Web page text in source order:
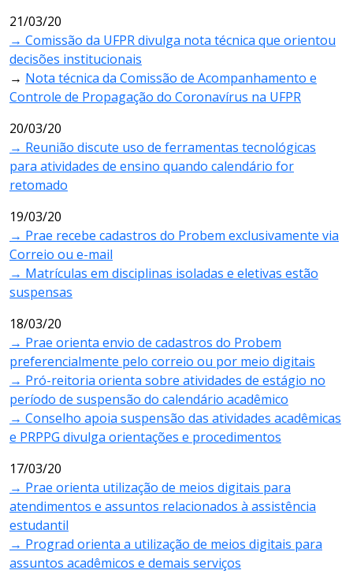
21/03/20
→ Comissão da UFPR divulga nota técnica que orientou
decisões institucionais
→ Nota técnica da Comissão de Acompanhamento e
Controle de Propagação do Coronavírus na UFPR
20/03/20
→ Reunião discute uso de ferramentas tecnológicas
para atividades de ensino quando calendário for
retomado
19/03/20
→ Prae recebe cadastros do Probem exclusivamente via
Correio ou e-mail
→ Matrículas em disciplinas isoladas e eletivas estão
suspensas
18/03/20
→ Prae orienta envio de cadastros do Probem
preferencialmente pelo correio ou por meio digitais
→ Pró-reitoria orienta sobre atividades de estágio no
período de suspensão do calendário acadêmico
→ Conselho apoia suspensão das atividades acadêmicas
e PRPPG divulga orientações e procedimentos
17/03/20
→ Prae orienta utilização de meios digitais para
atendimentos e assuntos relacionados à assistência
estudantil
→ Prograd orienta a utilização de meios digitais para
assuntos acadêmicos e demais serviços